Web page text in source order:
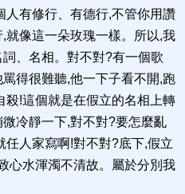
人有修行、有德行,不管你用讚
就像這一朵玫瑰一樣。所以,我
、名相。對不對?有一個歌
得很難聽,他一下子看不開,跑
殺!這個就是在假立的名相上轉
冷靜一下,對不對?要怎麼亂
任人家寫啊!對不對?底下,假立
心水渾濁不清故。屬於分別我